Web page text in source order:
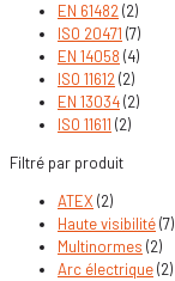
EN 61482(2)
ISO 20471 (7)
EN 14058 (4)
ISO 11612(2)
EN 13034(2)
ISO 11611 (2)
Filtré par produit
ATEX (2)
Haute visibilité(7)
Multinormes (2)
Arc électrique(2)